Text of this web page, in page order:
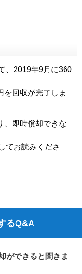
、2019年9月に360
を回収が完了しま
、即時償却できな
てお読みくださ
るQ&A
ができると聞きま